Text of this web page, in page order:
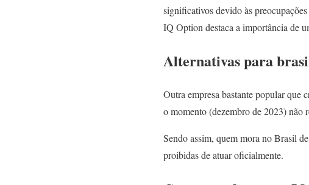
significativos devido às
IQ Option destaca a importância de
Alternativas para
Outra empresa bastante popular que
o momento (dezembro de 2023) não
Sendo assim, quem mora no Brasil
proibidas de atuar oficialmente.